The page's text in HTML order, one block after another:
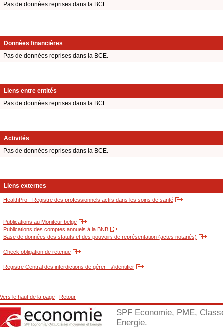
Pas de données reprises dans la BCE.
Données financières
Pas de données reprises dans la BCE.
Liens entre entités
Pas de données reprises dans la BCE.
Activités
Pas de données reprises dans la BCE.
Liens externes
HealthPro - Registre des professionnels actifs dans les soins de santé
Publications au Moniteur belge
Publications des comptes annuels à la BNB
Base de données des statuts et des pouvoirs de représentation (actes notariés)
Check obligation de retenue
Registre Central des interdictions de gérer - s'identifier
Vers le haut de la page Retour
SPF Economie, PME,
Energie.